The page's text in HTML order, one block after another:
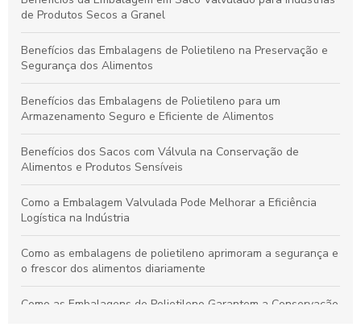
Conservação de Produtos
Vantagens dos Sacos com Válvula para Armazenamento
Seguro e Duradouro
de Produtos Secos a Granel
Benefícios das Embalagens de Polietileno na Preservação e
Segurança dos Alimentos
Benefícios das Embalagens de Polietileno para um
Armazenamento Seguro e Eficiente de Alimentos
Benefícios dos Sacos com Válvula na Conservação de
Alimentos e Produtos Sensíveis
Como a Embalagem Valvulada Pode Melhorar a Eficiência
Logística na Indústria
Como as embalagens de polietileno aprimoram a segurança e
o frescor dos alimentos diariamente
Como as Embalagens de Polietileno Garantem a Conservação